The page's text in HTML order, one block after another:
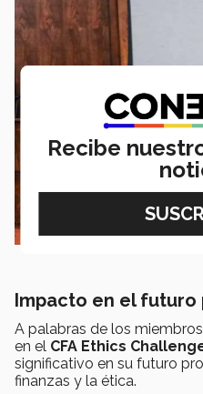
Impacto en el
A palabras de los
en el CFA Ethics
significativo en su futuro
finanzas y la ética.
Recibe